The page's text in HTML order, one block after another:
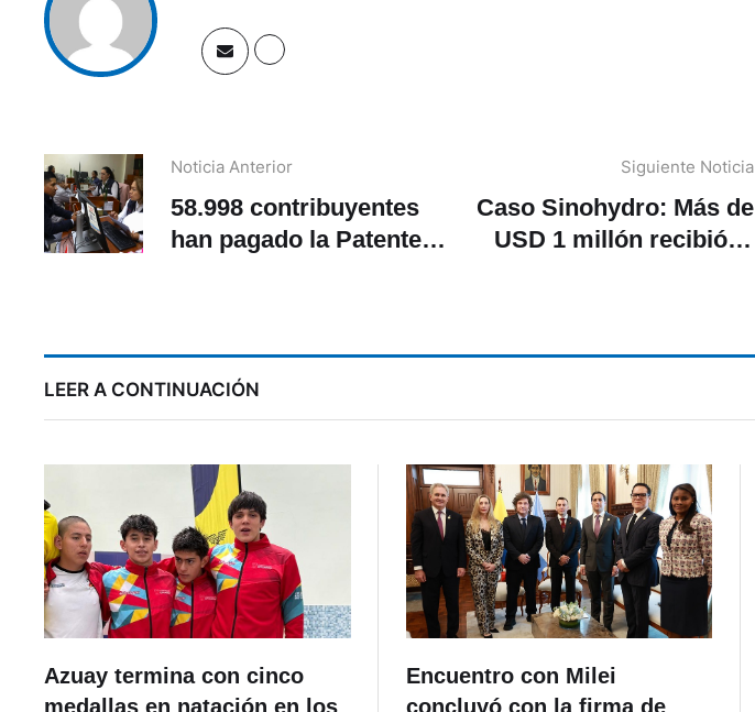
Noticia Anterior
58.998 contribuyentes
han pagado la Patente
Siguiente Noticia
Caso Sinohydro: Más de
USD 1 millón recibió la
LEER A CONTINUACIÓN
Azuay termina con cinco
medallas en natación en los
Encuentro con Milei
concluyó con la firma de